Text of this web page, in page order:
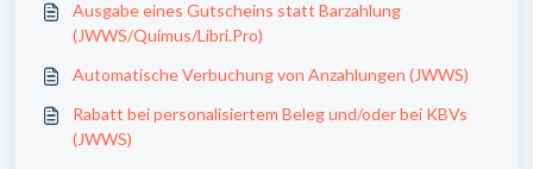
Ausgabe eines Gutscheins statt Barzahlung
(JWWS/Quimus/Libri.Pro)
Automatische Verbuchung von Anzahlungen (JWWS)
Rabatt bei personalisiertem Beleg und/oder bei KBVs
(JWWS)